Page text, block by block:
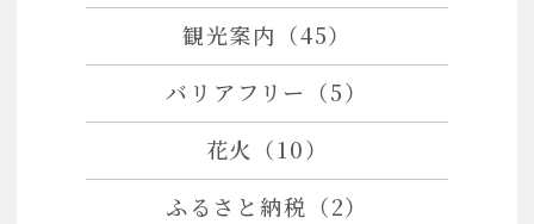
観光案内（45）
バリアフリー（5）
花火（10）
ふるさと納税（2）